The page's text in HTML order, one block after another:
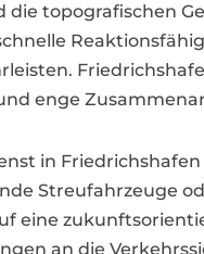
die topografischen
enge
in
Streufahrzeuge
eine
an die